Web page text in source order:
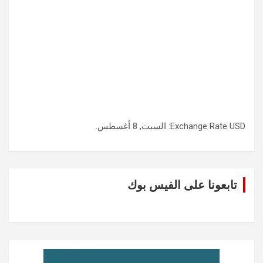
Exchange Rate USD : السبت, 8 أغسطس.
تابعونا على الفيس بوك